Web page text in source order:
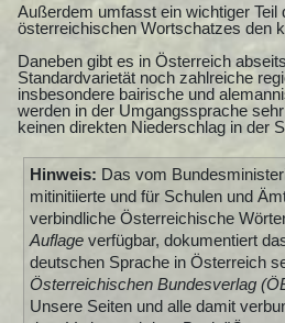
Außerdem umfasst ein wichtiger Teil
österreichischen Wortschatzes den
Daneben gibt es in Österreich
Standardvarietät noch zahlreiche
insbesondere bairische und
werden in der Umgangssprache
keinen direkten Niederschlag in der
Hinweis: Das vom
mitinitiierte und für Schulen und
verbindliche Österreichische
Auflageverfügbar, dokumentiert
deutschen Sprache in Österreich
Österreichischen Bundesverlag
Unsere Seiten und alle damit